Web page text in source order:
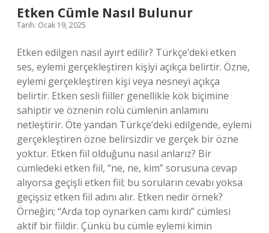
Etken Cümle Nasıl Bulunur
Tarih: Ocak 19, 2025
Etken edilgen nasıl ayırt edilir? Türkçe’deki etken
ses, eylemi gerçekleştiren kişiyi açıkça belirtir. Özne,
eylemi gerçekleştiren kişi veya nesneyi açıkça
belirtir. Etken sesli fiiller genellikle kök biçimine
sahiptir ve öznenin rolü cümlenin anlamını
netleştirir. Öte yandan Türkçe’deki edilgende, eylemi
gerçekleştiren özne belirsizdir ve gerçek bir özne
yoktur. Etken fiil olduğunu nasıl anlarız? Bir
cümledeki etken fiil, “ne, ne, kim” sorusuna cevap
alıyorsa geçişli etken fiil; bu soruların cevabı yoksa
geçişsiz etken fiil adını alır. Etken nedir örnek?
Örneğin; “Arda top oynarken camı kırdı” cümlesi
aktif bir fiildir. Çünkü bu cümle eylemi kimin